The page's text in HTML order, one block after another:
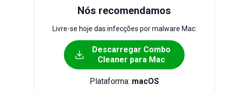
Nós recomendamos
Livre-se hoje das infecções por malware Mac:
Descarregar Combo
Cleaner para Mac
Plataforma: macOS